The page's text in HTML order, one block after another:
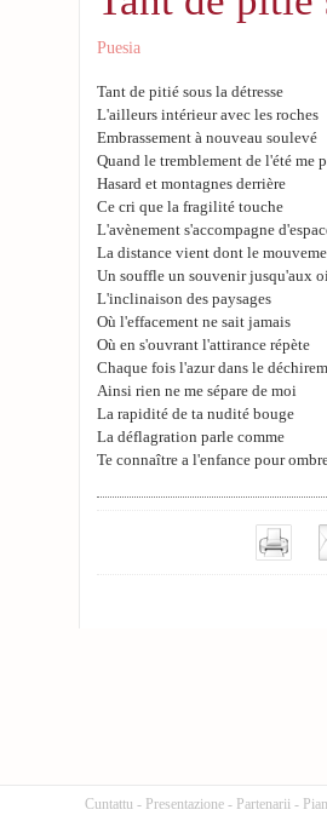
Puesia
Tant de pitié sous la détresse
L'ailleurs intérieur avec les roches
Embrassement à nouveau soulevé
Quand le tremblement de l'été me
Hasard et montagnes derrière
Ce cri que la fragilité touche
L'avènement s'accompagne
La distance vient dont le
Un souffle un souvenir jusqu'aux
L'inclinaison des paysages
Où l'effacement ne sait jamais
Où en s'ouvrant l'attirance répète
Chaque fois l'azur dans le
Ainsi rien ne me sépare de moi
La rapidité de ta nudité bouge
La déflagration parle comme
Te connaître a l'enfance pour
Cuntattu - Presentazione - Partenarii -